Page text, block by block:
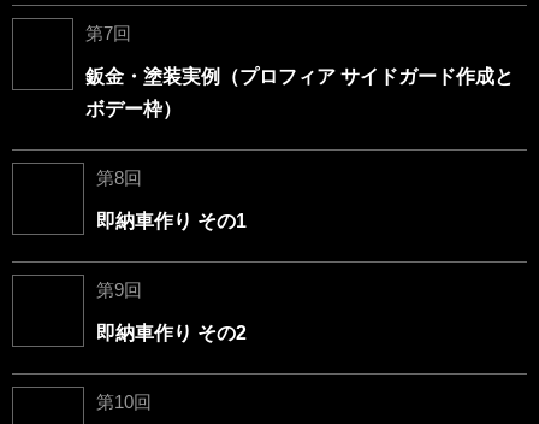
第7回
鈑金・塗装実例（プロフィア サイドガード作成と
ボデー枠）
第8回
即納車作り その1
第9回
即納車作り その2
第10回